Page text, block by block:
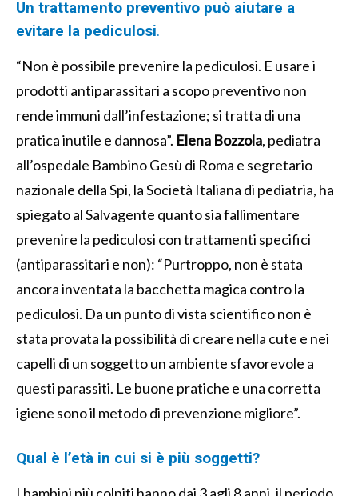
Un trattamento preventivo può aiutare a
evitare la pediculosi.
“Non è possibile prevenire la pediculosi. E usare i
prodotti antiparassitari a scopo preventivo non
rende immuni dall’infestazione; si tratta di una
pratica inutile e dannosa”. Elena Bozzola, pediatra
all’ospedale Bambino Gesù di Roma e segretario
nazionale della Spi, la Società Italiana di pediatria, ha
spiegato al Salvagente quanto sia fallimentare
prevenire la pediculosi con trattamenti specifici
(antiparassitari e non): “Purtroppo, non è stata
ancora inventata la bacchetta magica contro la
pediculosi. Da un punto di vista scientifico non è
stata provata la possibilità di creare nella cute e nei
capelli di un soggetto un ambiente sfavorevole a
questi parassiti. Le buone pratiche e una corretta
igiene sono il metodo di prevenzione migliore”.
Qual è l’età in cui si è più soggetti?